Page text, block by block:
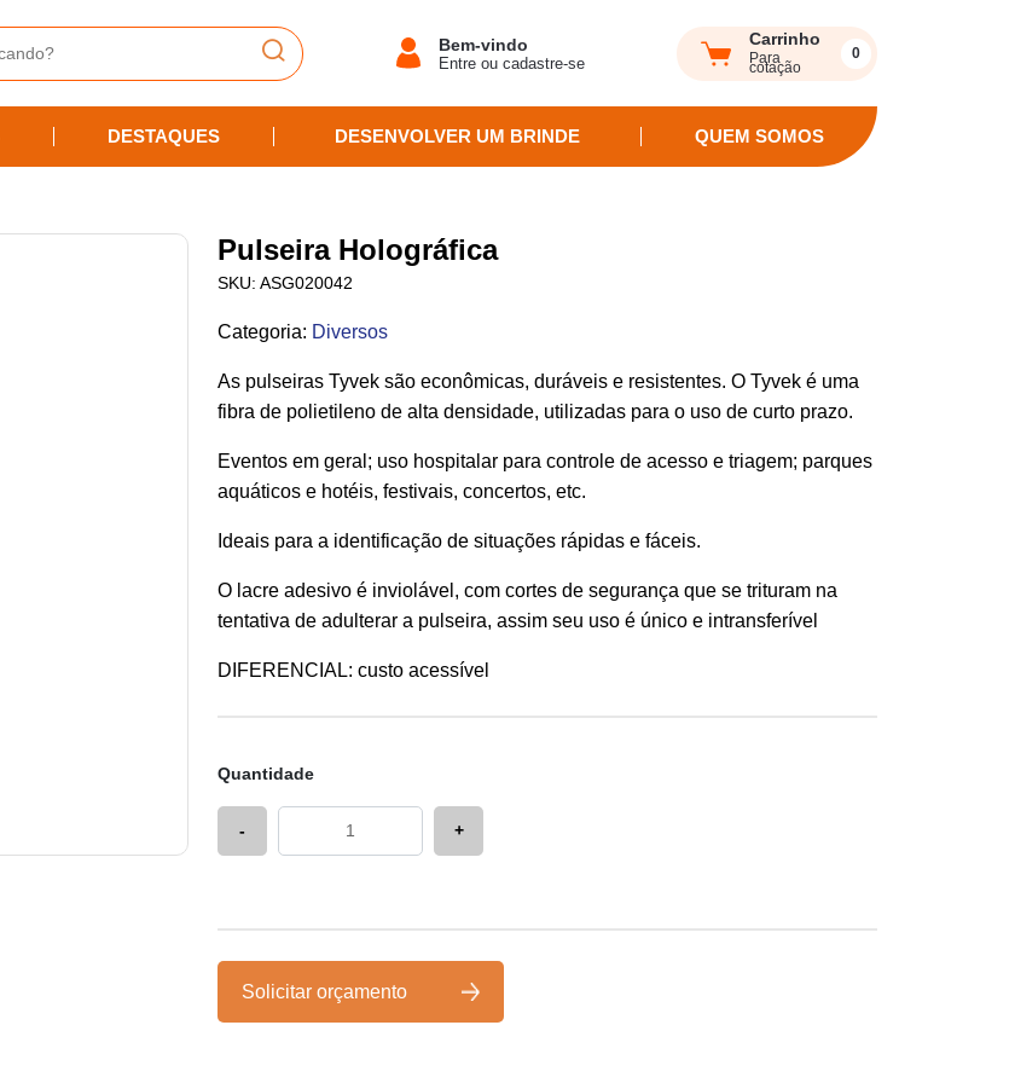
Bem-vindo
Entre ou cadastre-se
Carrinho
Para
cotação
0
DESTAQUES DESENVOLVER UM BRINDE QUEM SOMOS
Pulseira Holográfica
SKU: ASG020042
Categoria: Diversos
As pulseiras Tyvek são econômicas, duráveis e resistentes. O Tyvek é uma
fibra de polietileno de alta densidade, utilizadas para o uso de curto prazo.
Eventos em geral; uso hospitalar para controle de acesso e triagem; parques
aquáticos e hotéis, festivais, concertos, etc.
Ideais para a identificação de situações rápidas e fáceis.
O lacre adesivo é inviolável, com cortes de segurança que se trituram na
tentativa de adulterar a pulseira, assim seu uso é único e intransferível
DIFERENCIAL: custo acessível
Quantidade
- +
Solicitar orçamento